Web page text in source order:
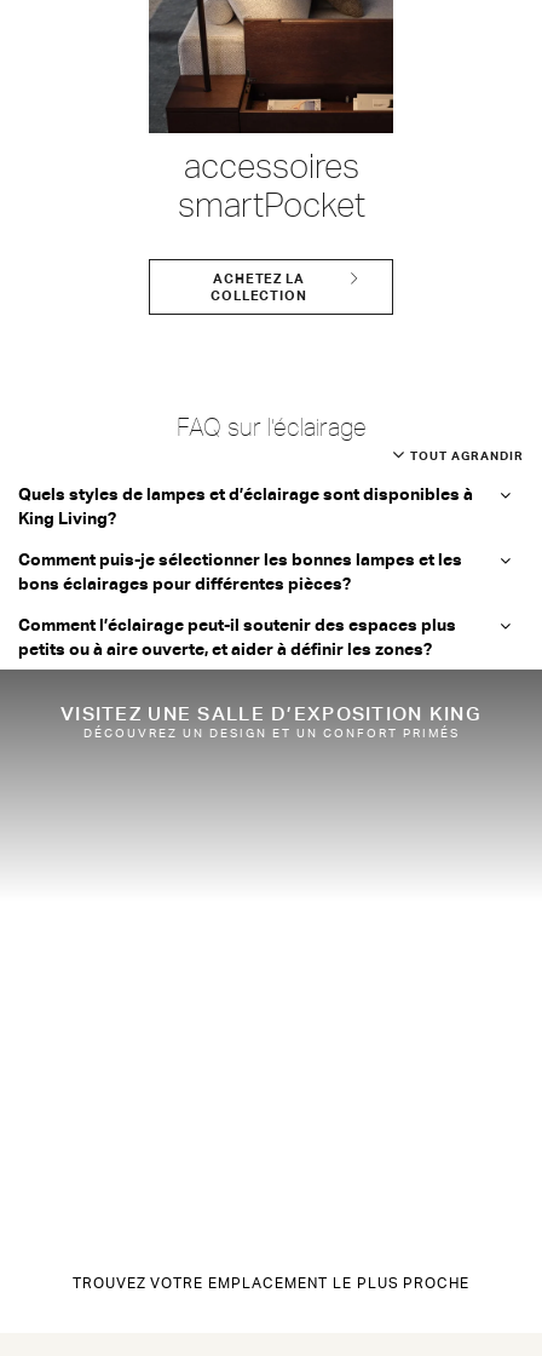
accessoires
smartPocket
ACHETEZ LA
COLLECTION
FAQ sur l’éclairage
TOUT AGRANDIR
Quels styles de lampes et d’éclairage sont disponibles à
King Living?
Comment puis-je sélectionner les bonnes lampes et les
bons éclairages pour différentes pièces?
Comment l’éclairage peut-il soutenir des espaces plus
petits ou à aire ouverte, et aider à définir les zones?
VISITEZ UNE SALLE D’EXPOSITION KING
DÉCOUVREZ UN DESIGN ET UN CONFORT PRIMÉS
TROUVEZ VOTRE EMPLACEMENT LE PLUS PROCHE